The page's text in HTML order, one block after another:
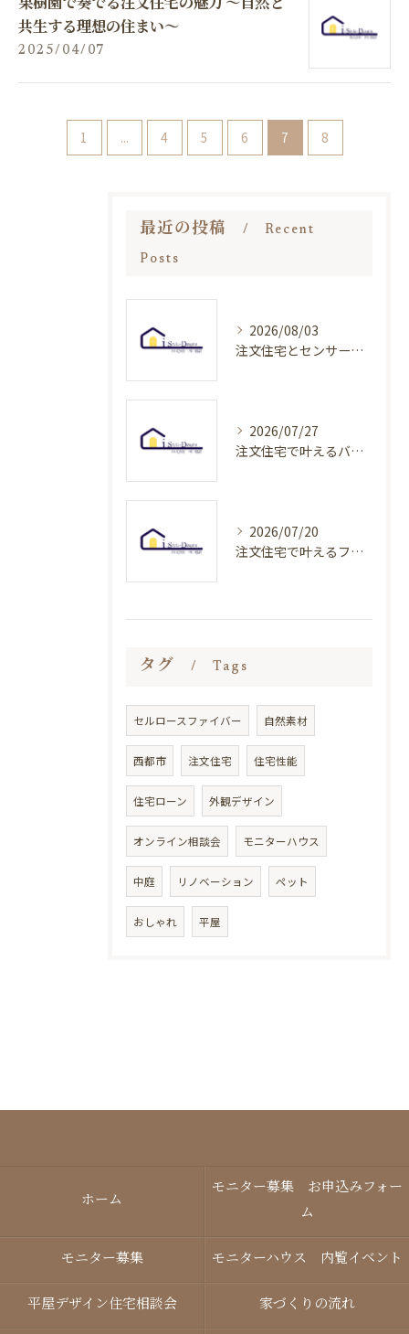
果樹園で奏でる注文住宅の魅力 ～自然と
共生する理想の住まい～
2025/04/07
1 ... 4 5 6 7 8
最近の投稿 Recent
Posts
2026/08/03
注文住宅とセンサー導入で叶える快適な暮らしを宮崎県で実現するポイント
2026/07/27
注文住宅で叶えるバリアフリー設計のポイントと費用相場をわかりやすく解説
2026/07/20
注文住宅で叶えるフィンランドスタイルの暮らし実例と宮崎県の家づくりポイント
タグ Tags
セルロースファイバー 自然素材
西都市 注文住宅 住宅性能
住宅ローン 外観デザイン
オンライン相談会 モニターハウス
中庭 リノベーション ペット
おしゃれ 平屋
ホーム
モニター募集 お申込みフォー
ム
モニター募集 モニターハウス 内覧イベント
平屋デザイン住宅相談会 家づくりの流れ